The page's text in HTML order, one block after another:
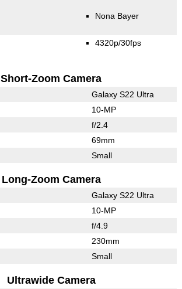
Nona Bayer
4320p/30fps
Short-Zoom Camera
Galaxy S22 Ultra
10-MP
f/2.4
69mm
Small
Long-Zoom Camera
Galaxy S22 Ultra
10-MP
f/4.9
230mm
Small
Ultrawide Camera